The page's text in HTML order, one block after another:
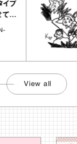
View all